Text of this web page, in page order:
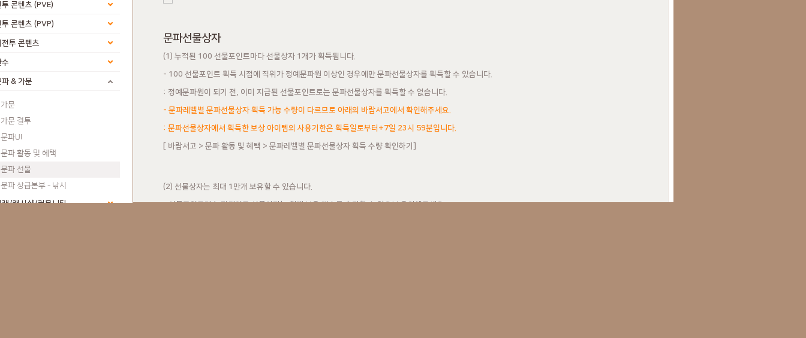
투 콘텐츠 (PVE)
투 콘텐츠 (PVP)
전투 콘텐츠
수
파 & 가문
가문
가문 결투
문파UI
문파 활동 및 혜택
문파 선물
문파 상급본부 - 낚시
래/캐시샵/커뮤니티
문파선물상자
(1) 누적된 100 선물포인트마다 선물상자 1개가 획득됩니다.
- 100 선물포인트 획득 시점에 직위가 정예문파원 이상인 경우에만 문파선물상자를 획득할 수 있습니다.
: 정예문파원이 되기 전, 이미 지급된 선물포인트로는 문파선물상자를 획득할 수 없습니다.
- 문파레벨별 문파선물상자 획득 가능 수량이 다르므로 아래의 바람서고에서 확인해주세요.
: 문파선물상자에서 획득한 보상 아이템의 사용기한은 획득일로부터+7일 23시 59분입니다.
[ 바람서고 > 문파 활동 및 혜택 > 문파레벨별 문파선물상자 획득 수량 확인하기]
(2) 선물상자는 최대 1만개 보유할 수 있습니다.
- 선물포인트가 누적되어도 선물상자는 최대 보유 개수를 초과할 수 없으니 유의해주세요.